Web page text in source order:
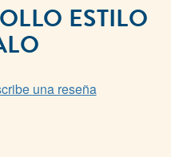
ESTILO
una reseña